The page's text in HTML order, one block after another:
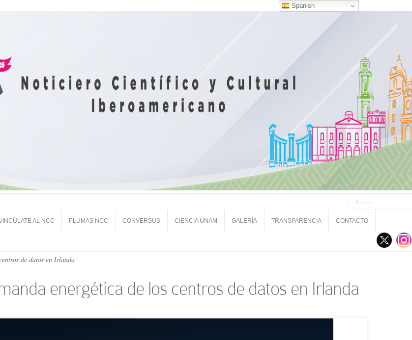
AL NCC PLUMAS NCC CONVERSUS CIENCIA UNAM GALERÍA TRANSPARENCIA CONTACTO
de datos en Irlanda
energética de los centros de datos en Irlanda
Spanish